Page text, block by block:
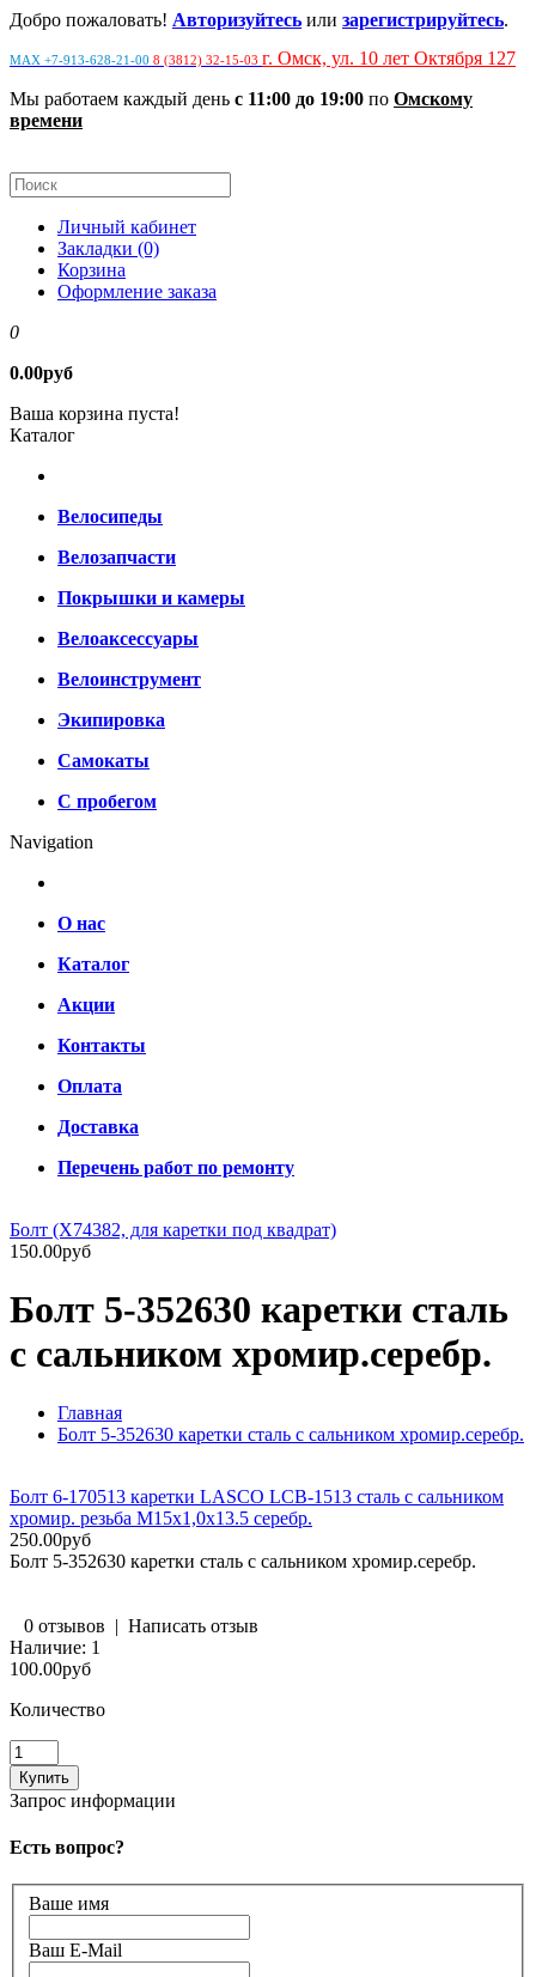
Добро пожаловать! Авторизуйтесь или зарегистрируйтесь.
MAX +7-913-628-21-00 8 (3812) 32-15-03 г. Омск, ул. 10 лет Октября 127
Мы работаем каждый день с 11:00 до 19:00 по Омскому
времени
Личный кабинет
Закладки (0)
Корзина
Оформление заказа
0
0.00руб
Ваша корзина пуста!
Каталог
Велосипеды
Велозапчасти
Покрышки и камеры
Велоаксессуары
Велоинструмент
Экипировка
Самокаты
С пробегом
Navigation
О нас
Каталог
Акции
Контакты
Оплата
Доставка
Перечень работ по ремонту
Болт (X74382, для каретки под квадрат)
150.00руб
Болт 5-352630 каретки сталь
с сальником хромир.серебр.
Главная
Болт 5-352630 каретки сталь с сальником хромир.серебр.
Болт 6-170513 каретки LASCO LCB-1513 сталь с сальником
хромир. резьба M15x1,0x13.5 серебр.
250.00руб
Болт 5-352630 каретки сталь с сальником хромир.серебр.
0 отзывов | Написать отзыв
Наличие: 1
100.00руб
Количество
Запрос информации
Есть вопрос?
Ваше имя
Ваш E-Mail